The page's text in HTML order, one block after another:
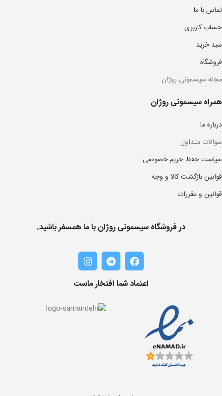
تماس با ما
حساب کاربری
سبد خرید
فروشگاه
مجله سیسمونی روژان
همراه سیسمونی روژان
درباره ما
سوالات متداول
سیاست حفظ حریم خصوصی
قوانین بازگشت کالا و وجه
قوانین و مقررات
در فروشگاه سیسمونی روژان با ما همسفر باشید.
اعتماد شما افتخار ماست